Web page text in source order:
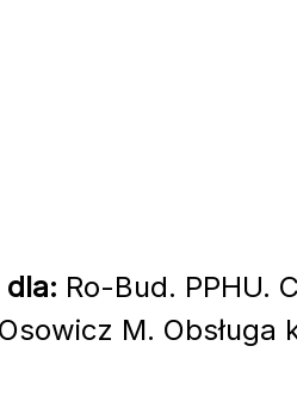
dla: Ro-Bud. PPHU.
M. Obsługa